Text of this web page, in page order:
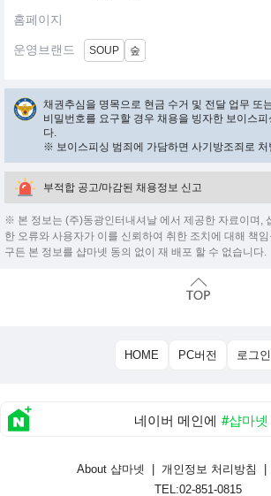
홈페이지
운영브랜드 SOUP 숲
채권추심을 명목으로 현금 수거 및 전달 업무 또
비밀번호를 요구할 경우 채용을 빙자한 보이스피
다.
※ 보이스피싱 범죄에 가담하면 사기방조죄로
부적합 공고/마감된 채용정보 신고
※ 본 정보는 (주)동광인터내셔날 에서 제공한 자료이며,
한 오류와 사용자가 이를 신뢰하여 취한 조치에 대해 책
구든 본 정보를 샵마넷 동의 없이 재 배포 할 수 없습니다.
HOME PC버전 로그인
네이버 메인에 #샵마넷
About 샵마넷 개인정보 처리방침
TEL:02-851-0815